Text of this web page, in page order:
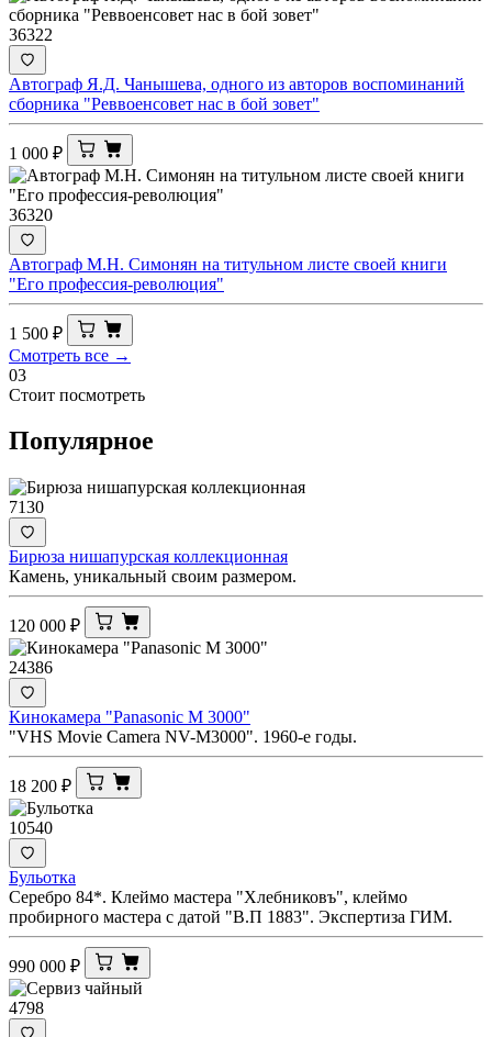
36322
Автограф Я.Д. Чанышева, одного из авторов воспоминаний
сборника "Реввоенсовет нас в бой зовет"
1 000 ₽
36320
Автограф М.Н. Симонян на титульном листе своей книги
"Его профессия-революция"
1 500 ₽
Смотреть все →
03
Стоит посмотреть
Популярное
7130
Бирюза нишапурская коллекционная
Камень, уникальный своим размером.
120 000 ₽
24386
Кинокамера "Panasonic M 3000"
"VHS Movie Camera NV-M3000". 1960-е годы.
18 200 ₽
10540
Бульотка
Серебро 84*. Клеймо мастера "Хлебниковъ", клеймо
пробирного мастера с датой "В.П 1883". Экспертиза ГИМ.
990 000 ₽
4798